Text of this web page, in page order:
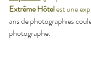
Extrême Hôtel est une
ans de photographies
photographe.